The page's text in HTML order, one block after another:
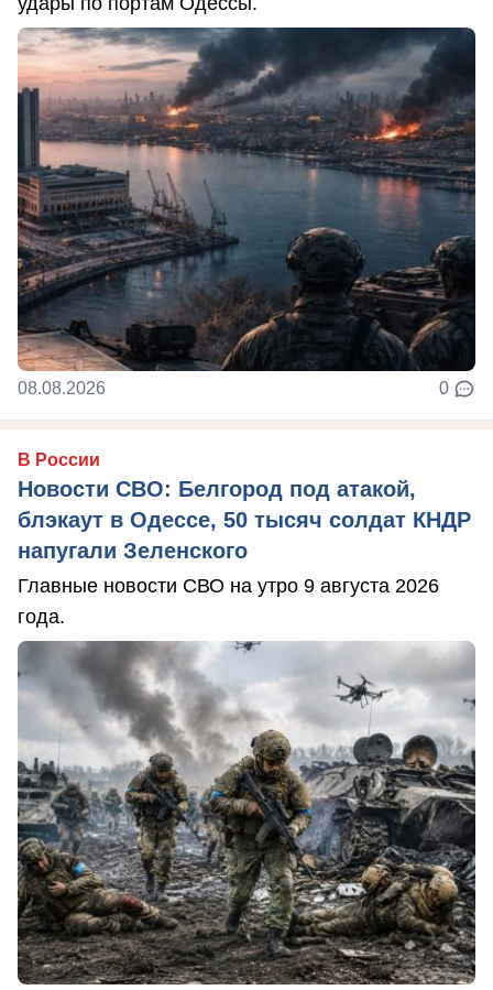
08.08.2026 0
В России
Новости СВО: Белгород под атакой,
блэкаут в Одессе, 50 тысяч солдат КНДР
напугали Зеленского
Главные новости СВО на утро 9 августа 2026
года.